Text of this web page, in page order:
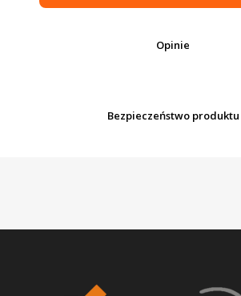
Opinie
Bezpieczeństwo produktu